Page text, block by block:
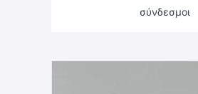
σύνδεσμοι